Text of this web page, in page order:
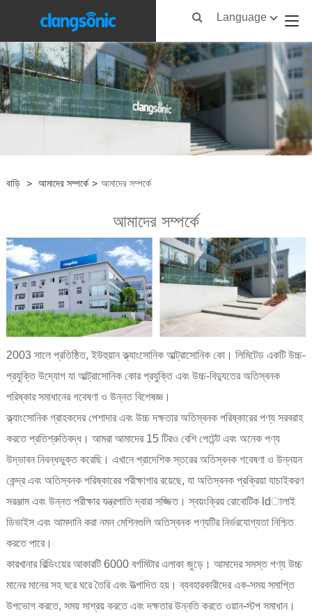
Language
বাড়ি > আমাদের সম্পর্কে > আমাদের সম্পর্কে
আমাদের সম্পর্কে
2003 সালে প্রতিষ্ঠিত, ইউহুয়ান ক্ল্যাংসোনিক আল্ট্রাসোনিক কো। লিমিটেড একটি উচ্চ-
প্রযুক্তি উদ্যোগ যা আল্ট্রাসোনিক কোর প্রযুক্তি এবং উচ্চ-বিদ্যুতের অতিস্বনক
পরিষ্কার সমাধানের গবেষণা ও উন্নত বিশেষজ্ঞ।
ক্ল্যাংসোনিক গ্রাহকদের পেশাদার এবং উচ্চ দক্ষতার অতিস্বনক পরিষ্কারের পণ্য সরবরাহ
করতে প্রতিশ্রুতিবদ্ধ। আমরা আমাদের 15 টিরও বেশি পেটেন্ট এবং অনেক পণ্য
উদ্ভাবন নিবন্ধভুক্ত করেছি। এখানে প্রাদেশিক স্তরের অতিস্বনক গবেষণা ও উন্নয়ন
কেন্দ্র এবং অতিস্বনক পরিষ্কারের পরীক্ষাগার রয়েছে, যা অতিস্বনক প্রক্রিয়া যাচাইকরণ
সরঞ্জাম এবং উন্নত পরীক্ষার যন্ত্রপাতি দ্বারা সজ্জিত। স্বয়ংক্রিয় রোবোটিক ldালাই
ডিভাইস এবং আমদানি করা নমন মেশিনগুলি অতিস্বনক পণ্যটির নির্ভরযোগ্যতা নিশ্চিত
করতে পারে।
কারখানার বিল্ডিংয়ের আকারটি 6000 বর্গমিটার এলাকা জুড়ে। আমাদের সমস্ত পণ্য উচ্চ
মানের মানের সহ ঘরে ঘরে তৈরি এবং উত্পাদিত হয়। ব্যবহারকারীদের এক-সময় সমাপ্তি
উপভোগ করতে, সময় সাশ্রয় করতে এবং দক্ষতার উন্নতি করতে ওয়ান-স্টপ সমাধান।